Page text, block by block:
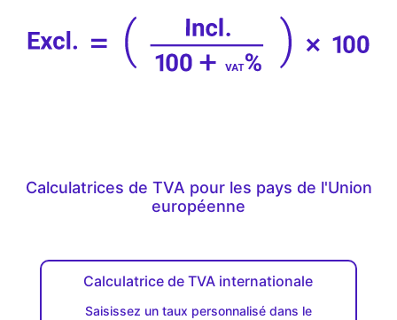
Calculatrices de TVA pour les pays de l'Union
européenne
Calculatrice de TVA internationale
Saisissez un taux personnalisé dans le